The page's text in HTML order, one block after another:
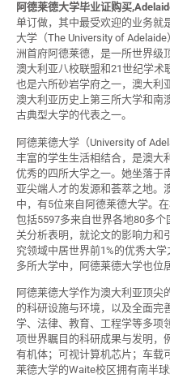
阿德莱德大学毕业证购买
单订做，其中最受欢迎的业务就
大学（The University of
洲首府阿德莱德，是一所世界级
澳大利亚八校联盟和21世纪学术
也是六所砂岩学府之一，澳大利
澳大利亚历史上第三所大学和南
古典型大学的代表之一。
阿德莱德大学（University of
丰富的学生生活相结合，是澳大
优秀的四所大学之一。她坐落于
亚尖端人才的发源和荟萃之地。
中，有5位来自阿德莱德大学。
包括5597多来自世界各地80多
关分析表明，就论文的影响力和
究领域中居世界前1%的优秀大
多所大学中，阿德莱德大学也位
阿德莱德大学作为澳大利亚顶尖
的科研设施与环境，以及全面完
学、法律、教育、工程学等多项
项世界瞩目的科研成果与发明，
有机体；可视计算机芯片；车载
莱德大学的Waite校区拥有南半